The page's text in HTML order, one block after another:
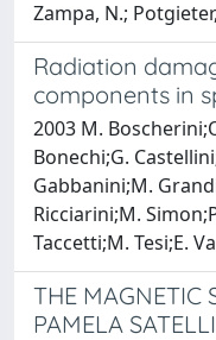
Zampa, N.;
Radiation
components in
2003 M.
Bonechi;G.
Gabbanini;M.
Ricciarini;M.
Taccetti;M. Tesi;E.
THE MAGNETIC
PAMELA